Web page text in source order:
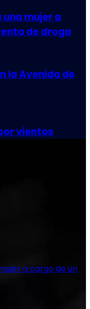
mujer a
de droga
la Avenida de
vientos
a cargo de un